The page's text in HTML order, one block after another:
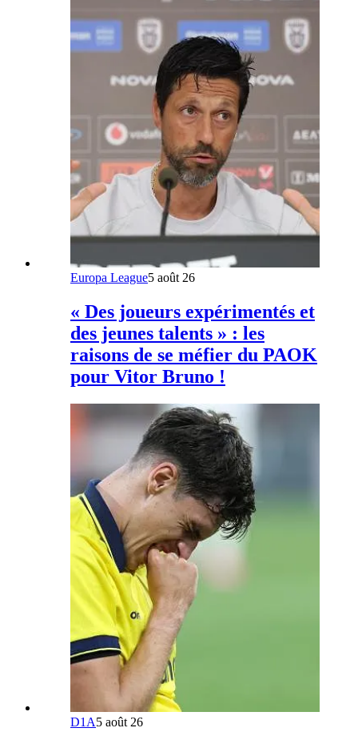
Europa League5 août 26
« Des joueurs expérimentés et
des jeunes talents » : les
raisons de se méfier du PAOK
pour Vitor Bruno !
D1A5 août 26